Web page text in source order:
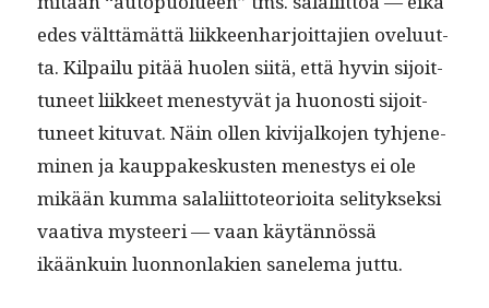
edes vält­tämät­tä liik­keen­har­joit­ta­jien ovelu­ut­
ta. Kil­pailu pitää huolen siitä, että hyvin sijoit­
tuneet liik­keet men­estyvät ja huonos­ti sijoit­
tuneet kitu­vat. Näin ollen kivi­jalko­jen tyh­jen­e­
m­i­nen ja kaup­pakeskusten men­estys ei ole
mikään kum­ma salali­it­to­te­o­ri­oi­ta seli­tyk­sek­si
vaa­ti­va mys­teeri — vaan käytän­nössä
ikäänkuin luon­non­lakien sanele­ma juttu.